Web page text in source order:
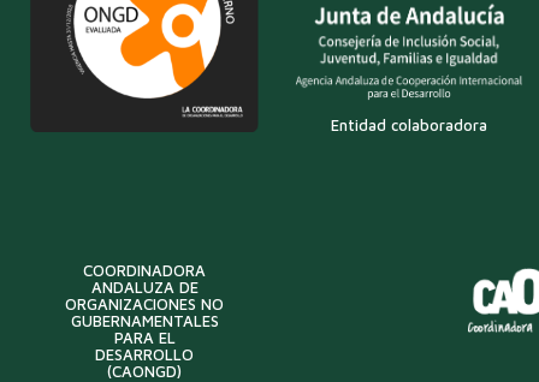
Entidad colaboradora
COORDINADORA
ANDALUZA DE
ORGANIZACIONES NO
GUBERNAMENTALES
PARA EL
DESARROLLO
(CAONGD)